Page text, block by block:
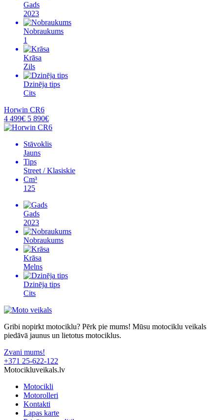
Gads
2023
Nobraukums
1
Krāsa
Zils
Dzinēja tips
Cits
Horwin CR6
4 499€ 5 890€
Stāvoklis
Jauns
Tips
Street / Klasiskie
Cm³
125
Gads
2023
Nobraukums
Krāsa
Melns
Dzinēja tips
Cits
Gribi nopirkt motociklu? Pērk pie mums! Mūsu motociklu veikals
piedāvā jaunus un lietotus motociklus.
Zvani mums!
+371 25-622-122
Motocikluveikals.lv
Motocikli
Motorolleri
Kontakti
Lapas karte